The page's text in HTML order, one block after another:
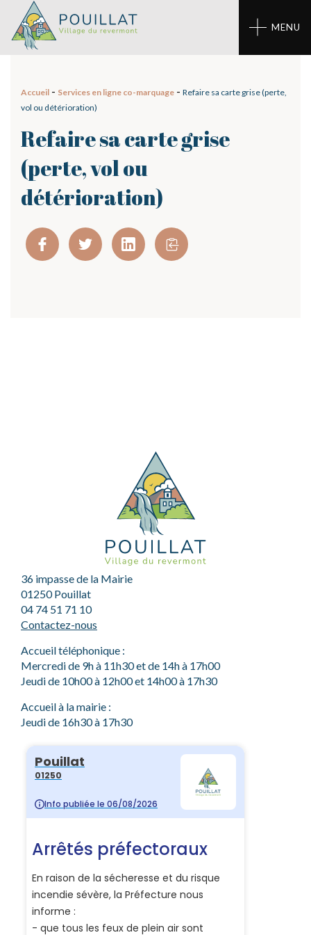
Panneau de gestion des cookies
MENU
Accueil - Services en ligne co-marquage - Refaire sa carte grise (perte,
vol ou détérioration)
Refaire sa carte grise
(perte, vol ou
détérioration)
36 impasse de la Mairie
01250 Pouillat
04 74 51 71 10
Contactez-nous
Accueil téléphonique :
Mercredi de 9h à 11h30 et de 14h à 17h00
Jeudi de 10h00 à 12h00 et 14h00 à 17h30
Accueil à la mairie :
Jeudi de 16h30 à 17h30